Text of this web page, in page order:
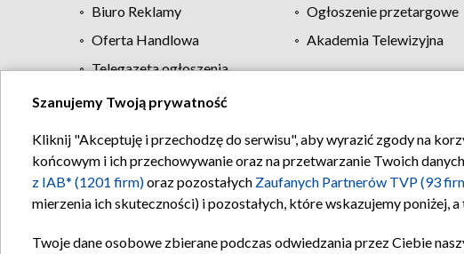
Biuro Reklamy
Ogłoszenie przetargowe
Oferta Handlowa
Akademia Telewizyjna
Telegazeta ogłoszenia
Regulamin TVP Polityka
Szanujemy Twoją prywatność
Kliknij "Akceptuję i przechodzę do serwisu", aby wyrazić zgody na
końcowym i ich przechowywanie oraz na przetwarzanie Twoich
z IAB* (1201 firm)oraz pozostałych Zaufanych Partnerów TVP (93
mierzenia ich skuteczności) i pozostałych, które wskazujemy poniżej,
Twoje dane osobowe zbierane podczas odwiedzania przez Ciebie